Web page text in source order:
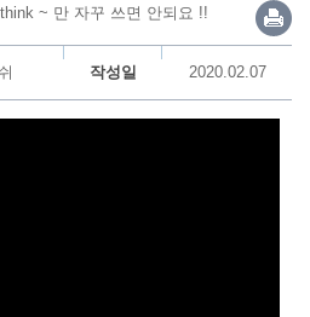
~ 만 자꾸 쓰면 안되요 !!
작성일 2020.02.07